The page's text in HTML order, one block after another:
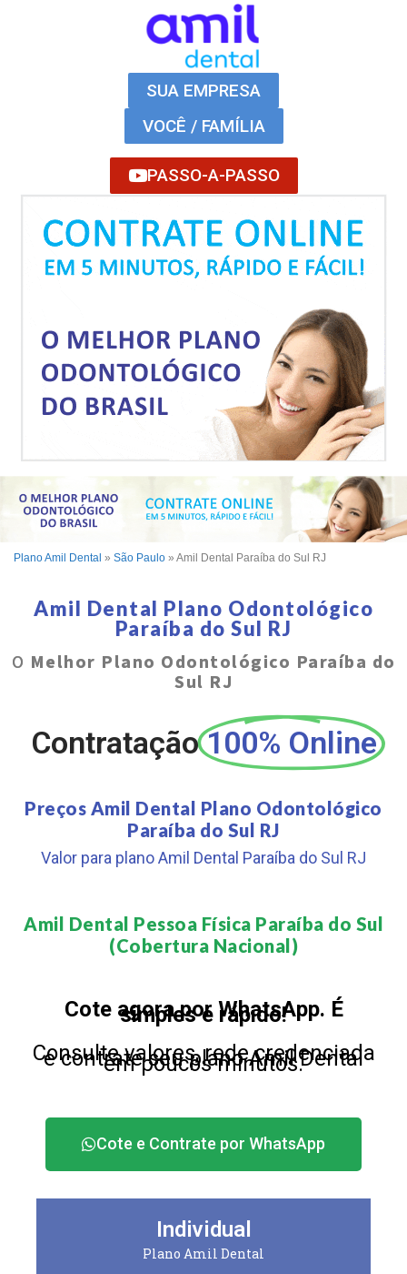
SUA EMPRESA
VOCÊ / FAMÍLIA
PASSO-A-PASSO
Plano Amil Dental » São Paulo » Amil Dental Paraíba do Sul RJ
Amil Dental Plano Odontológico
Paraíba do Sul RJ
O Melhor Plano Odontológico Paraíba do
Sul RJ
Contratação 100% Online
Preços Amil Dental Plano Odontológico
Paraíba do Sul RJ
Valor para plano Amil Dental Paraíba do Sul RJ
Amil Dental Pessoa Física Paraíba do Sul
(Cobertura Nacional)​
Cote agora por WhatsApp. É
simples e rápido!
Consulte valores, rede credenciada
e contrate seu plano Amil Dental
em poucos minutos.
Cote e Contrate por WhatsApp
Individual
Plano Amil Dental